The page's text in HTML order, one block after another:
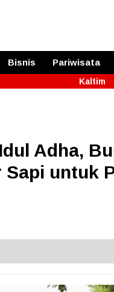
Bisnis Pariwisata
Kaltim
Adha,
Sapi untuk